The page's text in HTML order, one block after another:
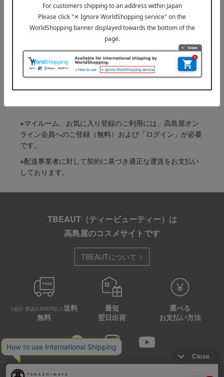
1件 (1/1ページ）
その他のカテゴリ
化粧水
クリーム
美容液
※マイルーム、お気に入り登録のご利用には、高島屋オン
ライン会員へのご登録（無料）および「ログイン」が必要
です。
※配送事業者に対して契約に基づき適正な運賃をお支払い
しております。
TBEAUT（ティービューティー）は
高島屋のコスメサイトです
TBEAUTについて
1会計 税込3,900円以上送料
無料
最短
翌日出荷
選べる
お支払い方法